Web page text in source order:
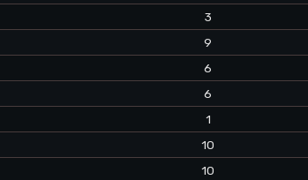
3
9
6
6
1
10
10